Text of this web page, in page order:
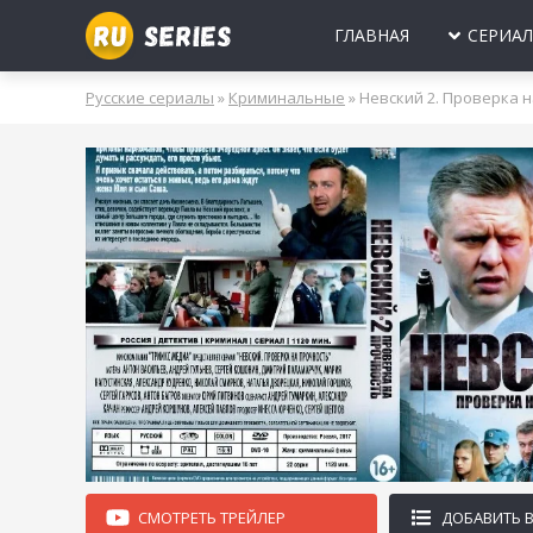
ГЛАВНАЯ
2025 2024 2023 2022 2021 2020
РОССИЯ УКРАИНА БЕЛАРУСЬ СССР
МОЛОДЕЖНЫЕ
НОВОГОДНИЕ
ПРО ВРАЧЕЙ
ПРО
ПРО
ЛЮБОВНЫЕ
Русские сериалы » Криминальные » Невский 2. Проверка
СМОТРЕТЬ ТРЕЙЛЕР ДОБАВИТЬ